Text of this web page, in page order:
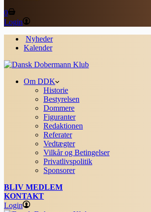
Shopping
cart
0
Login
Nyheder
Kalender
Om DDK
Historie
Bestyrelsen
Dommere
Figuranter
Redaktionen
Referater
Vedtægter
Vilkår og Betingelser
Privatlivspolitik
Sponsorer
BLIV MEDLEM
KONTAKT
Login